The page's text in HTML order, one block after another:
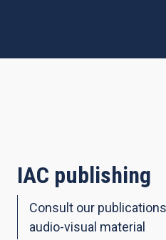
IAC publishing
Consult our
audio-visual material